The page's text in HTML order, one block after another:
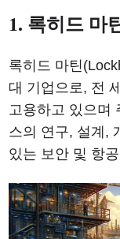
1. 록히드 마
록히드 마틴
대 기업으로, 전
고용하고 있으며
스의 연구, 설계,
있는 보안 및 항